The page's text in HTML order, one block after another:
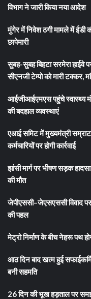
विभाग ने जारी किया नया आदेश
मुंगेर में निवेश ठगी मामले में ईडी
छापेमारी
सुबह-सुबह बिहटा सरमेरा
सीएनजी टेम्पो को मारी टक्कर,
आईजीआईएमएस पहुंचे स्वास्थ्य
की बदहाल व्यवस्थाएं
एआई समिट में मुख्यमंत्री
कर्मचारियों पर होगी कार्रवाई
झांसी मार्ग पर भीषण सड़क
की मौत
जेपीएससी–जेएसएससी विवाद
की पहल
मेट्रो निर्माण के बीच नेहरू पथ
आठ दिन बाद खत्म हुई
बनी सहमति
26 दिन की भूख हड़ताल पर